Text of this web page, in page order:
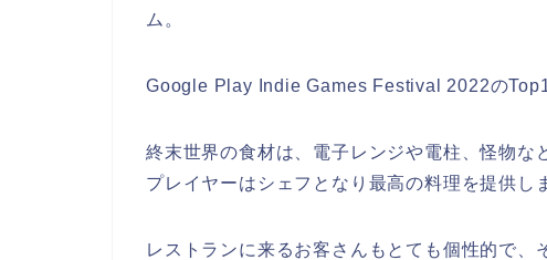
ム。
Google Play Indie Games Festival 2022の
終末世界の食材は、電子レンジや電柱、怪物な
プレイヤーはシェフとなり最高の料理を提供し
レストランに来るお客さんもとても個性的で